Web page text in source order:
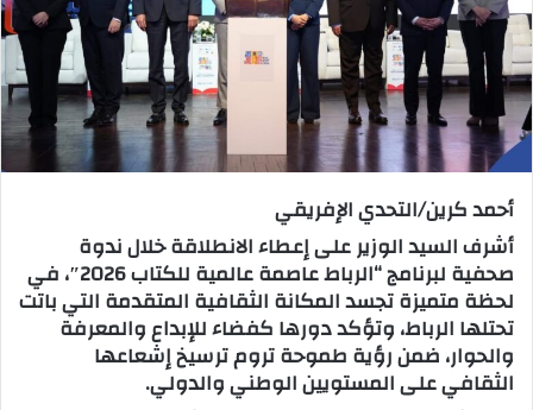
ا
إ
ل
ك
و
ن
ي
ا
أحمد كرين/التحدي الإفريقي
أشرف السيد الوزير على إعطاء الانطلاقة خلال ندوة
صحفية لبرنامج “الرباط عاصمة عالمية للكتاب 2026″، في
لحظة متميزة تجسد المكانة الثقافية المتقدمة التي باتت
تحتلها الرباط، وتؤكد دورها كفضاء للإبداع والمعرفة
والحوار، ضمن رؤية طموحة تروم ترسيخ إشعاعها
الثقافي على المستويين الوطني والدولي.